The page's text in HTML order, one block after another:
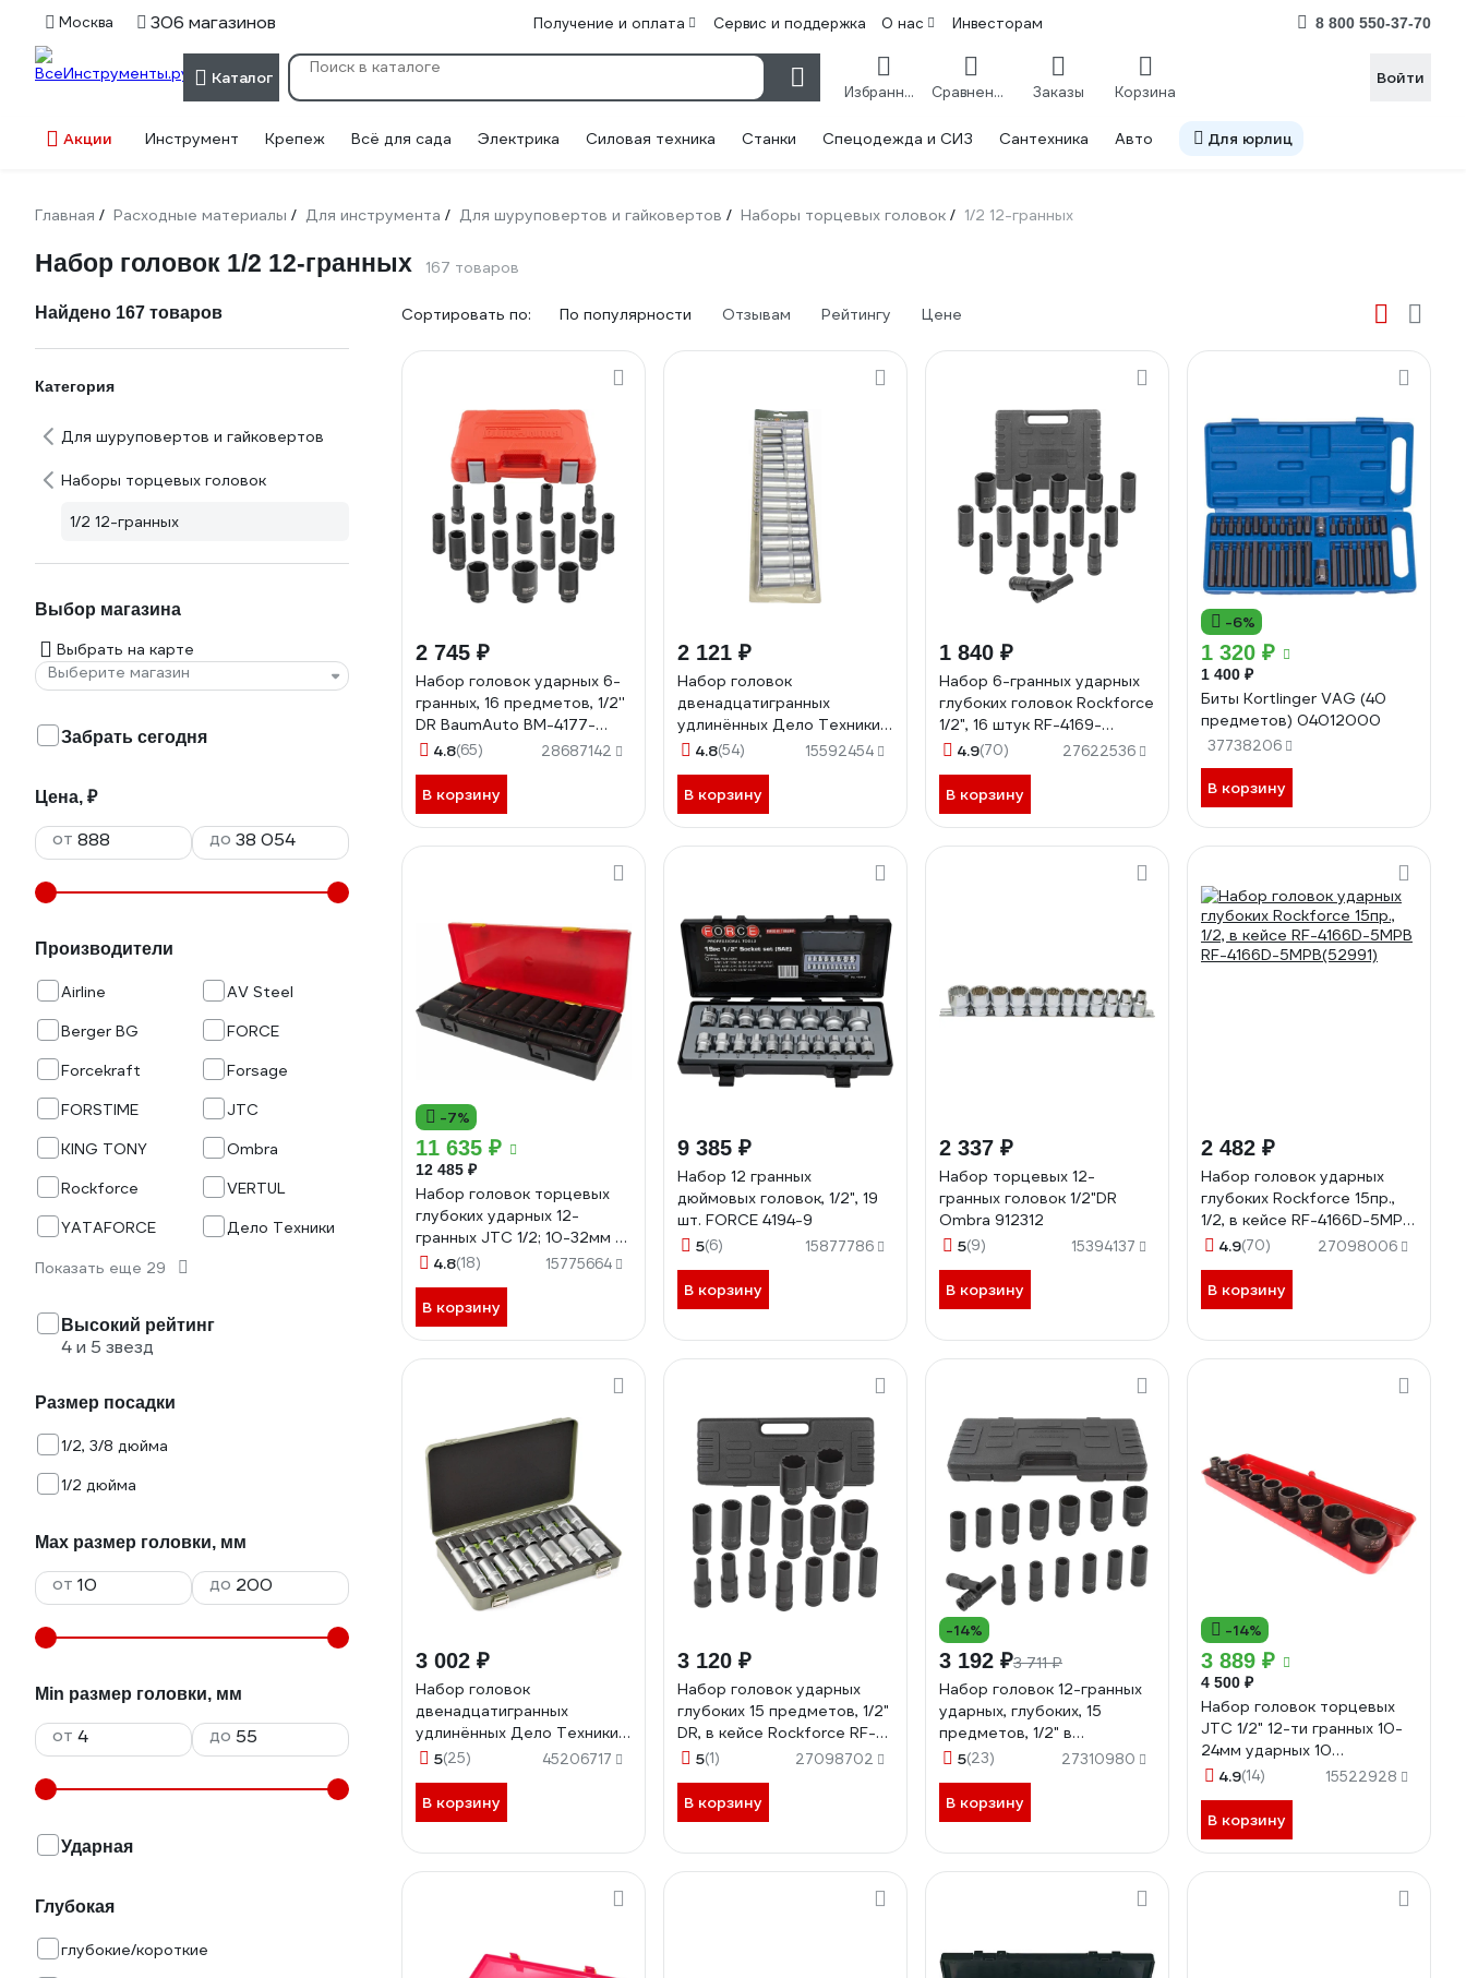
Москва 306 магазинов Получение и оплата Сервис и поддержка О нас Инвесторам 8 800 550-37-70
Каталог
Избранное Сравнение Заказы Корзина
Войти
Акции Инструмент Крепеж Всё для сада Электрика Силовая техника Станки Спецодежда и СИЗ Сантехника Авто Для юрлиц
Главная / Расходные материалы / Для инструмента / Для шуруповертов и гайковертов / Наборы торцевых головок / 1/2 12-гранных
Набор головок 1/2 12-гранных 167 товаров
Найдено 167 товаров
Категория
Для шуруповертов и гайковертов
Наборы торцевых головок
1/2 12-гранных
Выбор магазина
Выбрать на карте
Выберите магазин
Забрать сегодня
Цена, ₽
от до
Производители
Airline
AV Steel
Berger BG
FORCE
Forcekraft
Forsage
FORSTIME
JTC
KING TONY
Ombra
Rockforce
VERTUL
YATAFORCE
Дело Техники
Показать еще 29
Высокий рейтинг
4 и 5 звезд
Размер посадки
1/2, 3/8 дюйма
1/2 дюйма
Max размер головки, мм
от до
Min размер головки, мм
от до
Ударная
Глубокая
глубокие/короткие
Сортировать по: По популярности Отзывам Рейтингу Цене
2 745 ₽
Набор головок ударных 6-
гранных, 16 предметов, 1/2''
DR BaumAuto BM-4177-
5MPB(52533)
4.8(65) 28687142
В корзину
2 121 ₽
Набор головок
двенадцатигранных
удлинённых Дело Техники
1/2", 14шт. 622314
4.8(54) 15592454
В корзину
1 840 ₽
Набор 6-гранных ударных
глубоких головок Rockforce
1/2", 16 штук RF-4169-
5MPB(54614)
4.9(70) 27622536
В корзину
-6%
1 320 ₽
1 400 ₽
Биты Kortlinger VAG (40
предметов) 04012000
37738206
В корзину
-7%
11 635 ₽
12 485 ₽
Набор головок торцевых
глубоких ударных 12-
гранных JTC 1/2; 10-32мм в
кейсе 15шт -K4153 480884
4.8(18) 15775664
В корзину
9 385 ₽
Набор 12 гранных
дюймовых головок, 1/2", 19
шт. FORCE 4194-9
5(6) 15877786
В корзину
2 337 ₽
Набор торцевых 12-
гранных головок 1/2"DR
Ombra 912312
5(9) 15394137
В корзину
2 482 ₽
Набор головок ударных
глубоких Rockforce 15пр.,
1/2, в кейсе RF-4166D-5MPB
RF-4166D-5MPB(52991)
4.9(70) 27098006
В корзину
3 002 ₽
Набор головок
двенадцатигранных
удлинённых Дело Техники
1/2 в металлическом кейсе,
5(25) 45206717
В корзину
3 120 ₽
Набор головок ударных
глубоких 15 предметов, 1/2"
DR, в кейсе Rockforce RF-
4166D-9MPB(52992)
5(1) 27098702
В корзину
-14%
3 192 ₽3 711 ₽
Набор головок 12-гранных
ударных, глубоких, 15
предметов, 1/2" в
пластиковом кейсе
9MPB(54559)
5(23) 27310980
В корзину
-14%
3 889 ₽
4 500 ₽
Набор головок торцевых
JTC 1/2" 12-ти гранных 10-
24мм ударных 10
предметов -J410P 707351
4.9(14) 15522928
В корзину